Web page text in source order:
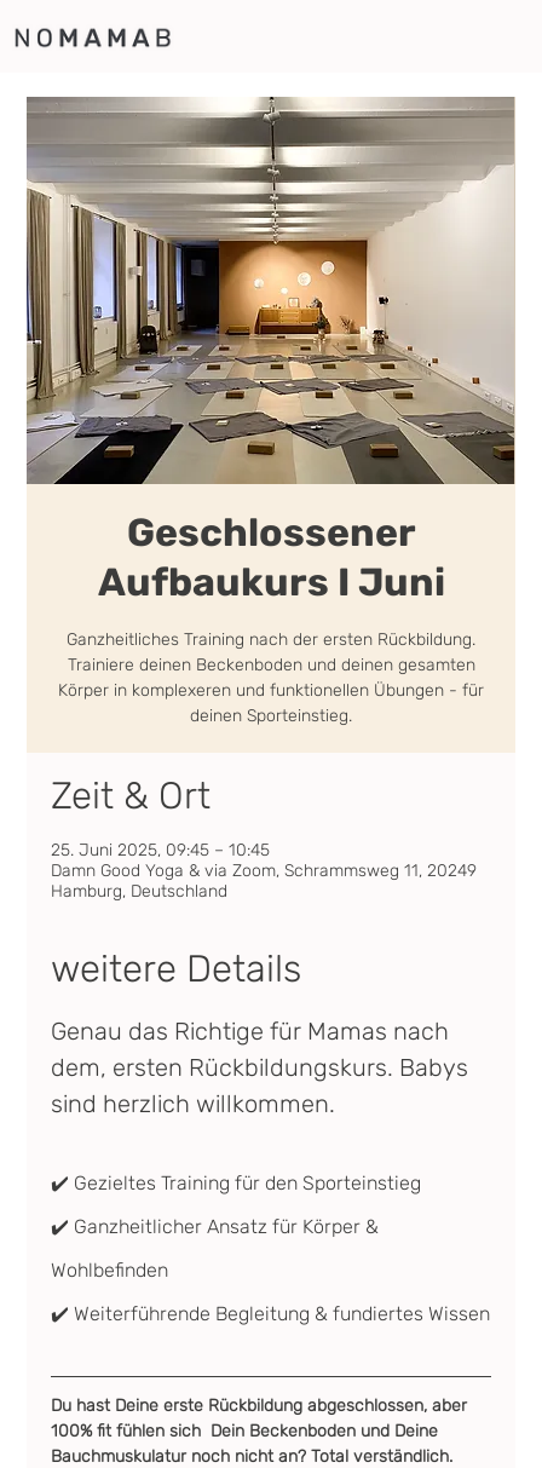
Geschlossener
Aufbaukurs I Juni
Ganzheitliches Training nach der ersten Rückbildung.
Trainiere deinen Beckenboden und deinen gesamten
Körper in komplexeren und funktionellen Übungen - für
deinen Sporteinstieg.
Zeit & Ort
25. Juni 2025, 09:45 – 10:45
Damn Good Yoga & via Zoom, Schrammsweg 11, 20249
Hamburg, Deutschland
weitere Details
Genau das Richtige für Mamas nach
dem, ersten Rückbildungskurs. Babys
sind herzlich willkommen.
✔️ Gezieltes Training für den Sporteinstieg
✔️ Ganzheitlicher Ansatz für Körper &
Wohlbefinden
✔️ Weiterführende Begleitung & fundiertes Wissen
Du hast Deine erste Rückbildung abgeschlossen, aber
100% fit fühlen sich  Dein Beckenboden und Deine
Bauchmuskulatur noch nicht an? Total verständlich.